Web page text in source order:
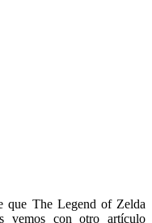
que The Legend of Zelda
vemos con otro artículo